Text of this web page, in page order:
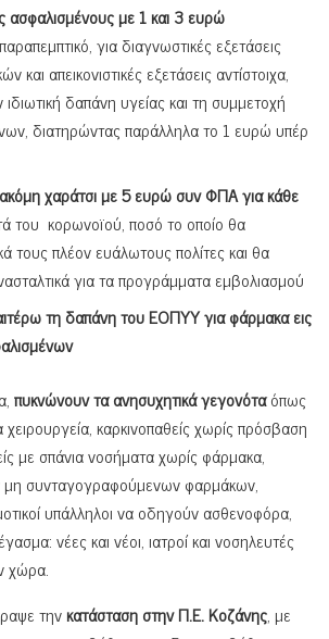
ασφαλισμένους με 1 και 3 ευρώ
για διαγνωστικές εξετάσεις
και απεικονιστικές εξετάσεις αντίστοιχα,
δαπάνη υγείας και τη συμμετοχή
διατηρώντας παράλληλα το 1 ευρώ υπέρ
χαράτσι με 5 ευρώ συν ΦΠΑ για κάθε
του κορωνοϊού, ποσό το οποίο θα
τους πλέον ευάλωτους πολίτες και θα
για τα προγράμματα εμβολιασμού
τη δαπάνη του ΕΟΠΥΥ για φάρμακα εις
πυκνώνουν τα ανησυχητικά γεγονόταόπως
καρκινοπαθείς χωρίς πρόσβαση
με σπάνια νοσήματα χωρίς φάρμακα,
συνταγογραφούμενων φαρμάκων,
υπάλληλοι να οδηγούν ασθενοφόρα,
νέες και νέοι, ιατροί και νοσηλευτές
χώρα.
τηνκατάσταση στην Π.Ε. Κοζάνης, με